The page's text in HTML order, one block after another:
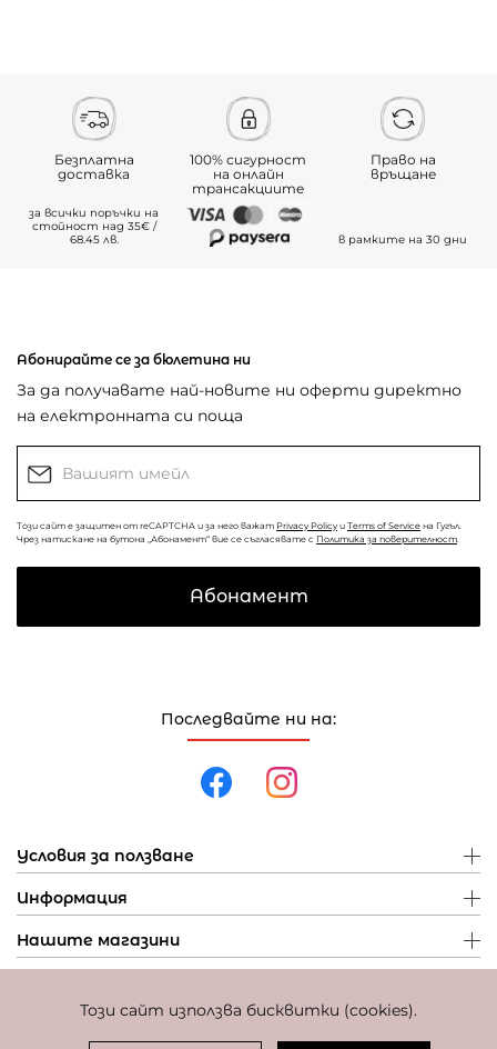
Този сайт използва бисквитки (cookies).
Безплатна
доставка
за всички поръчки на
стойност над 35€ /
68.45 лв.
100% сигурност
на онлайн
трансакциите
Право на
връщане
в рамките на 30 дни
Последвайте ни на:
Условия за ползване
Информация
Нашите магазини
Абонирайте се за бюлетина ни
За да получавате най-новите ни оферти директно
на електронната си поща
Този сайт е защитен от reCAPTCHA и за него важат Privacy Policy и Terms of Service на Гугъл.
Чрез натискане на бутона „Абонамент“ вие се съгласявате с Политика за поверителност
Абонамент